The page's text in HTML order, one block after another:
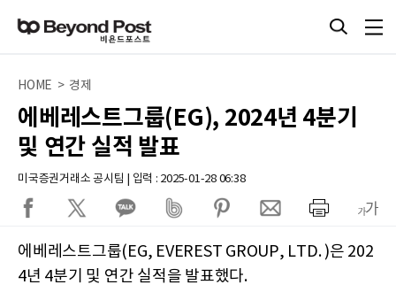
HOME > 경제
에베레스트그룹(EG), 2024년 4분기
및 연간 실적 발표
미국증권거래소 공시팀 | 입력 : 2025-01-28 06:38
에베레스트그룹(EG, EVEREST GROUP, LTD. )은 202
4년 4분기 및 연간 실적을 발표했다.